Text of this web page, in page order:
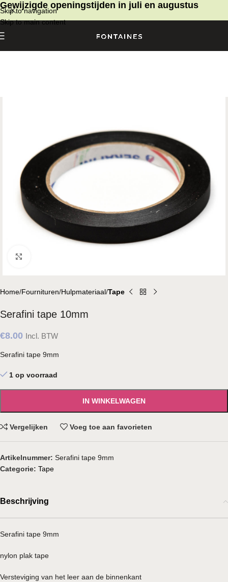
Skip to navigation
Skip to main content
Gewijzigde openingstijden in juli en augustus
Home Fournituren Hulpmateriaal Tape
Serafini tape 10mm
€8.00 Incl. BTW
Serafini tape 9mm
1 op voorraad
IN WINKELWAGEN
Vergelijken Voeg toe aan favorieten
Artikelnummer: Serafini tape 9mm
Categorie: Tape
Beschrijving
Serafini tape 9mm
nylon plak tape
Versteviging van het leer aan de binnenkant